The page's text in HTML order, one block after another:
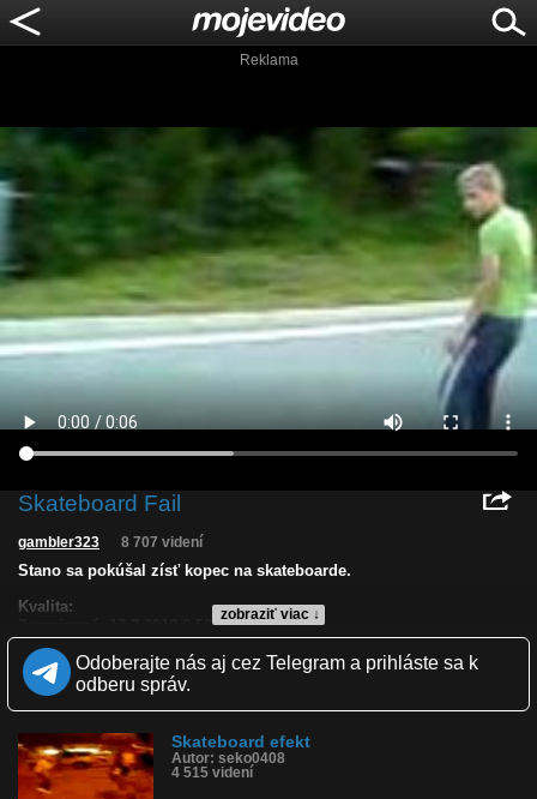
Reklama
Skateboard Fail
zobraziť viac ↓
gambler323 8 707 videní
Stano sa pokúšal zísť kopec na skateboarde.
Kvalita:
Páči sa: 60% (15 hlasov)
Obľúbené: 1
Komentárov: 17
Tagy: skateboard, pád, fail, kopec
História sledovanosti videa:
Odoberajte nás aj cez Telegram a prihláste sa k
odberu správ.
Skateboard efekt
Autor: seko0408
4 515 videní